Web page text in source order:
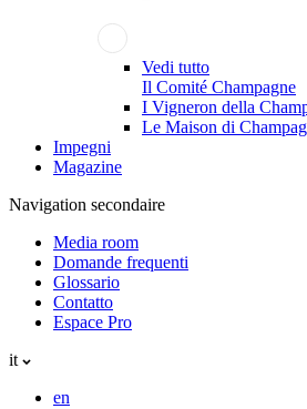
Vedi tutto
Il Comité Champagne
I Vigneron della
Le Maison di
Impegni
Magazine
Navigation secondaire
Media room
Domande frequenti
Glossario
Contatto
Espace Pro
it
en